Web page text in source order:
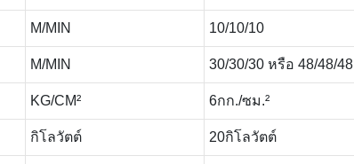
M/MIN 10/10/10
M/MIN 30/30/30 หรือ 48/48/48
KG/CM² 6กก./ซม.²
กิโลวัตต์ 20กิโลวัตต์